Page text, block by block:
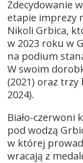
Zdecydowanie
etapie imprezy
Nikoli Grbica,
w 2023 roku w
na podium
W swoim
(2021) oraz trzy
2024).
Biało-
pod wodzą
w której
wracają z